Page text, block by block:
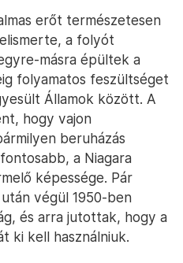
erőt természetesen
a folyót
másra épültek a
folyamatos feszültséget
Államok között. A
hogy vajon
beruházás
a Niagara
képessége. Pár
végül 1950-ben
és arra jutottak, hogy a
ki kell használniuk.